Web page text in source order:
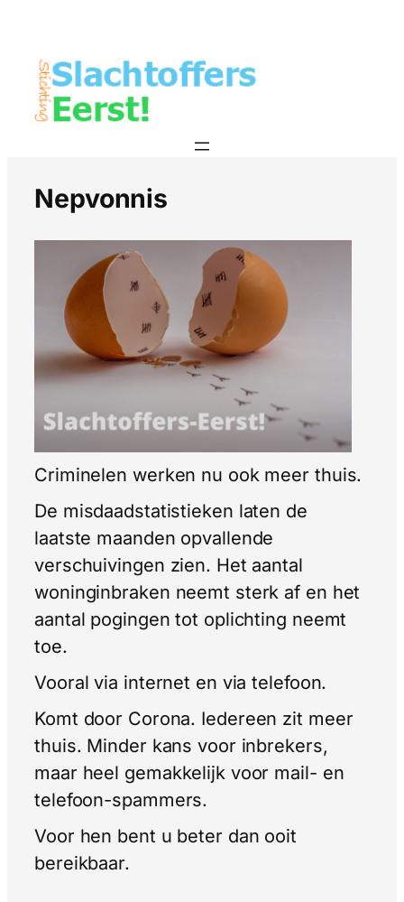
Nepvonnis
Criminelen werken nu ook meer thuis.
De misdaadstatistieken laten de
laatste maanden opvallende
verschuivingen zien. Het aantal
woninginbraken neemt sterk af en het
aantal pogingen tot oplichting neemt
toe.
Vooral via internet en via telefoon.
Komt door Corona. Iedereen zit meer
thuis. Minder kans voor inbrekers,
maar heel gemakkelijk voor mail- en
telefoon-spammers.
Voor hen bent u beter dan ooit
bereikbaar.